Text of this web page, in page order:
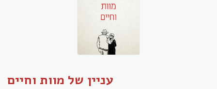
עניין של מוות וחיים